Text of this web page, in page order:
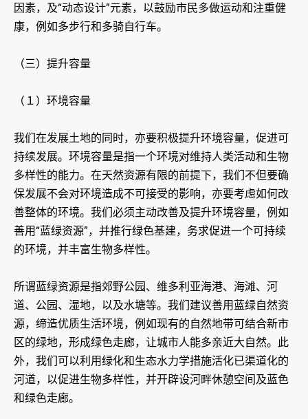
因素，及“动态设计”元素，以鼓励市民多做运动和注重健
康，例如多步行和多骑自行车。
（三）提升容量
（１）环境容量
我们在发展土地的同时，亦要积极提升环境容量，促进可
持续发展。环境容量是指一个环境对维持人类活动和生物
多样性的能力。在天然资源有限的前提下，我们不但要确
保发展不会对环境造成不可接受的影响，亦要考虑如何改
善整体的环境。我们必须主动改善及提升环境容量，例如
善用“蓝绿资源”，并推行绿色基建，务求促进一个可持续
的环境，并丰富生物多样性。
所谓蓝绿资源是指郊野公园、维多利亚海港、海滩、河
道、公园、湿地，以及水塘等。我们建议善用蓝绿自然资
源，缔造优质生活环境，例如现有的自然地带可结合新市
区的绿地，形成绿色走廊，让城市人能多亲近大自然。此
外，我们可以利用绿化和生态水力学措施活化已渠道化的
河道，以促进生物多样性，并开辟设河畔休憩空间及蓝色
和绿色走廊。